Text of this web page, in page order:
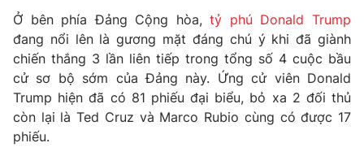
Góc doanh nghiệp
Truyền hình
Phim VTV
Hậu trường
Nhân vật
Giải trí
Điện ảnh
Âm nhạc
Đời sống
Du lịch
Ở bên phía Đảng Cộng hòa,tỷ phú Donald Trump
đang nổi lên là gương mặt đáng chú ý khi đã giành
chiến thắng 3 lần liên tiếp trong tổng số 4 cuộc bầu
cử sơ bộ sớm của Đảng này. Ứng cử viên Donald
Trump hiện đã có 81 phiếu đại biểu, bỏ xa 2 đối thủ
còn lại là Ted Cruz và Marco Rubio cùng có được 17
phiếu.